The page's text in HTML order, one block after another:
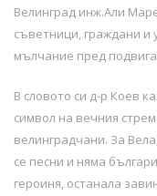
Велинград инж.Али
съветници, граждани и
мълчание пред
В словото си д-р Коев
символ на вечния
велинградчани. За
се песни и няма
героиня, останала